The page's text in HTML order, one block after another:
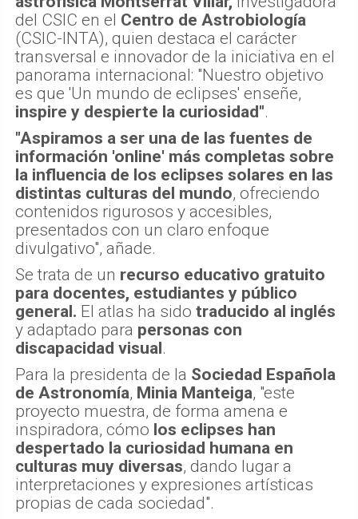
del CSIC en el Centro de Astrobiología
(CSIC-INTA), quien destaca el carácter
transversal e innovador de la iniciativa en el
panorama internacional: "Nuestro objetivo
es que 'Un mundo de eclipses' enseñe,
inspire y despierte la curiosidad".
"Aspiramos a ser una de las fuentes de
información 'online' más completas sobre
la influencia de los eclipses solares en las
distintas culturas del mundo, ofreciendo
contenidos rigurosos y accesibles,
presentados con un claro enfoque
divulgativo", añade.
Se trata de un recurso educativo gratuito
para docentes, estudiantes y público
general. El atlas ha sido traducido al inglés
y adaptado para personas con
discapacidad visual.
Para la presidenta de la Sociedad Española
de Astronomía, Minia Manteiga, "este
proyecto muestra, de forma amena e
inspiradora, cómo los eclipses han
despertado la curiosidad humana en
culturas muy diversas, dando lugar a
interpretaciones y expresiones artísticas
propias de cada sociedad".